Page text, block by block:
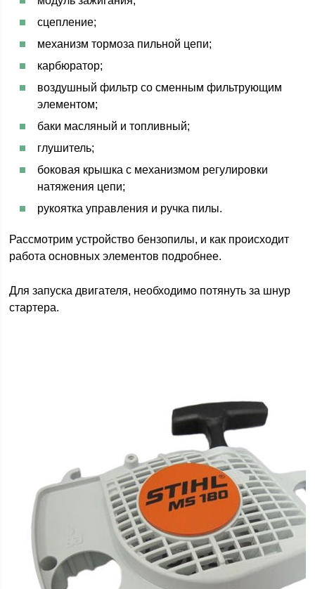
сцепление;
механизм тормоза пильной цепи;
карбюратор;
воздушный фильтр со сменным фильтрующим
элементом;
баки масляный и топливный;
глушитель;
боковая крышка с механизмом регулировки
натяжения цепи;
рукоятка управления и ручка пилы.
Рассмотрим устройство бензопилы, и как происходит
работа основных элементов подробнее.
Для запуска двигателя, необходимо потянуть за шнур
стартера.